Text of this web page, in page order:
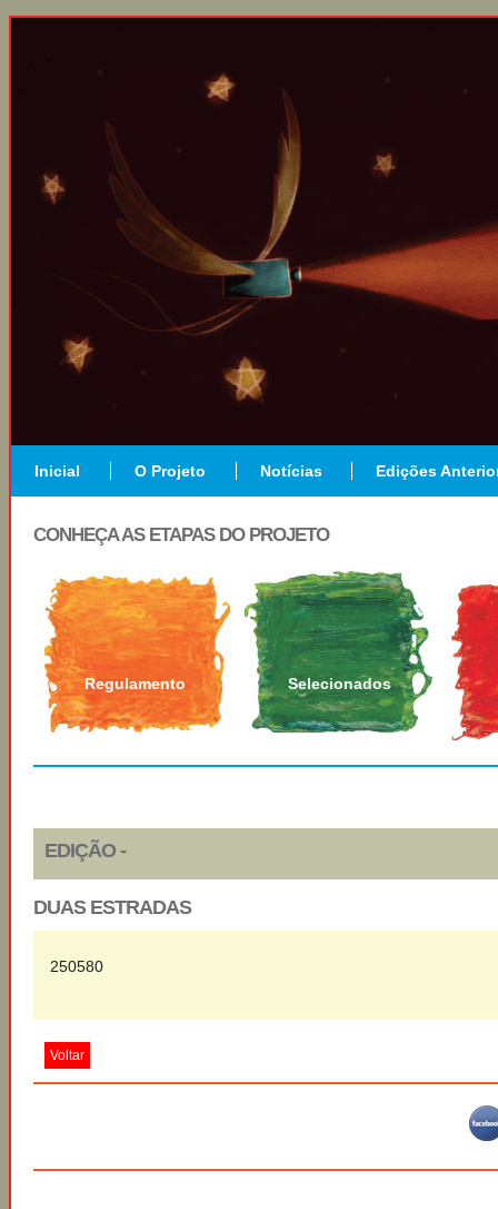
Inicial O Projeto Notícias Edições
CONHEÇA AS ETAPAS DO PROJETO
Regulamento Selecionados
EDIÇÃO -
DUAS ESTRADAS
250580
Voltar